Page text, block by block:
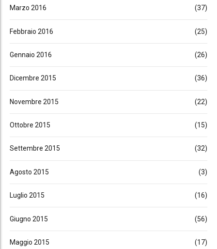
Marzo 2016 (37)
Febbraio 2016 (25)
Gennaio 2016 (26)
Dicembre 2015 (36)
Novembre 2015 (22)
Ottobre 2015 (15)
Settembre 2015 (32)
Agosto 2015 (3)
Luglio 2015 (16)
Giugno 2015 (56)
Maggio 2015 (17)